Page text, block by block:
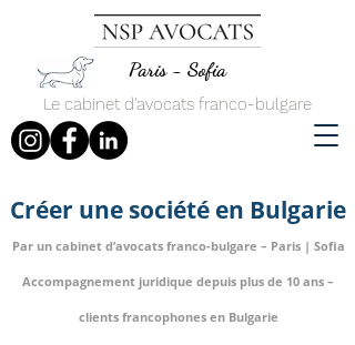
Paris - Sofia
Le cabinet d'avocats franco-bulgare
Créer une société en Bulgarie
Par un cabinet d’avocats franco-bulgare – Paris | Sofia
Accompagnement juridique depuis plus de 10 ans –
clients francophones en Bulgarie